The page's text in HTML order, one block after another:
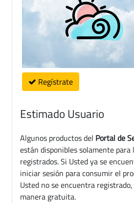
Regístrate
Estimado Usuario
Algunos productos del Portal de
están disponibles solamente para
registrados. Si Usted ya se
iniciar sesión para consumir el
Usted no se encuentra
manera gratuita.